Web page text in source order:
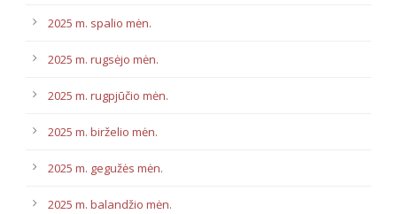
2025 m. spalio mėn.
2025 m. rugsėjo mėn.
2025 m. rugpjūčio mėn.
2025 m. birželio mėn.
2025 m. gegužės mėn.
2025 m. balandžio mėn.